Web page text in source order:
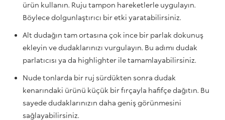
ürün kullanın. Ruju tampon hareketlerle uygulayın.
Böylece dolgunlaştırıcı bir etki yaratabilirsiniz.
Alt dudağın tam ortasına çok ince bir parlak dokunuş
ekleyin ve dudaklarınızı vurgulayın. Bu adımı dudak
parlatıcısı ya da highlighter ile tamamlayabilirsiniz.
Nude tonlarda bir ruj sürdükten sonra dudak
kenarındaki ürünü küçük bir fırçayla hafifçe dağıtın. Bu
sayede dudaklarınızın daha geniş görünmesini
sağlayabilirsiniz.